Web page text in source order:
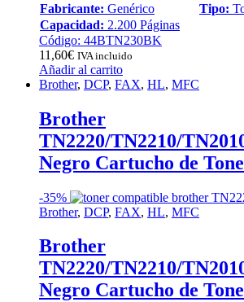
Fabricante: Genérico Tipo:
Capacidad: 2.200 Páginas
Código: 44BTN230BK
11,60€ IVA incluido
Añadir al carrito
Brother, DCP, FAX, HL, MFC
Brother
TN2220/TN2210/
Negro Cartucho de
-35%
Brother, DCP, FAX, HL, MFC
Brother
TN2220/TN2210/
Negro Cartucho de